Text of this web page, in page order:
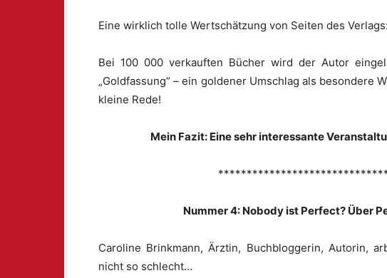
Eine wirklich tolle Wertschätzung von Seiten des Verlags:
Bei 100 000 verkauften Bücher wird der Autor
„Goldfassung“ – ein goldener Umschlag als besondere
kleine Rede!
Mein Fazit: Eine sehr interessante
Nummer 4: Nobody ist Perfect? Über
Caroline Brinkmann, Ärztin, Buchbloggerin, Autorin,
nicht so schlecht…